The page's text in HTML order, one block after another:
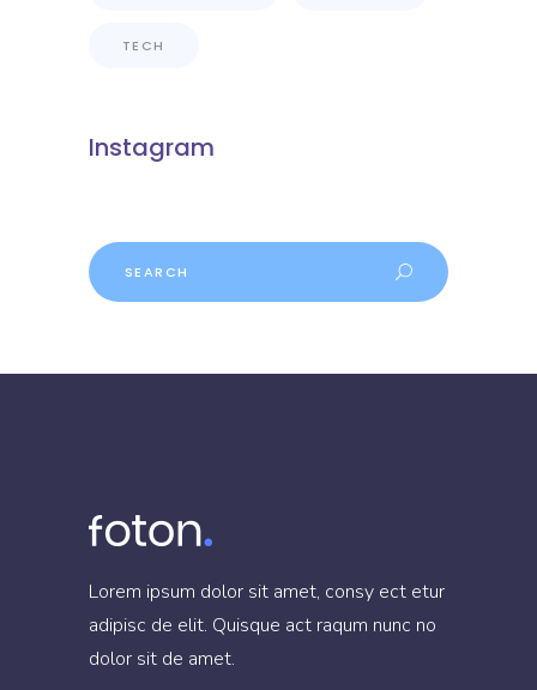
TECH
Instagram
Lorem ipsum dolor sit amet, consy ect etur
adipisc de elit. Quisque act raqum nunc no
dolor sit de amet.